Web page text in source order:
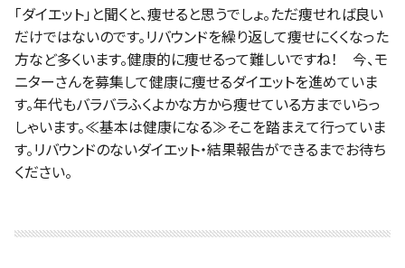
「ダイエット」と聞くと、痩せると思うでしょ。ただ痩せれば良い
だけではないのです。リバウンドを繰り返して痩せにくくなった
方など多くいます。健康的に痩せるって難しいですね！ 今、モ
ニターさんを募集して健康に痩せるダイエットを進めていま
す。年代もバラバラふくよかな方から痩せている方までいらっ
しゃいます。≪基本は健康になる≫そこを踏まえて行っていま
す。リバウンドのないダイエット・結果報告ができるまでお待ち
ください。